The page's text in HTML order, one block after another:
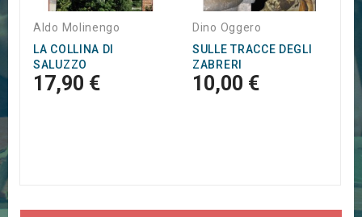
Aldo Molinengo
LA COLLINA DI
SALUZZO
17,90 €
Dino Oggero
SULLE TRACCE DEGLI
ZABRERI
10,00 €